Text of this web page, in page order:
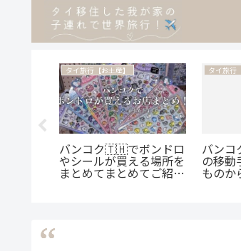
タイ旅行【お土産】
バンコク🇹🇭でボンドロ
やシールが買える場所を
まとめてまとめてご紹
タイ旅行
バンコ
の移動
ものか